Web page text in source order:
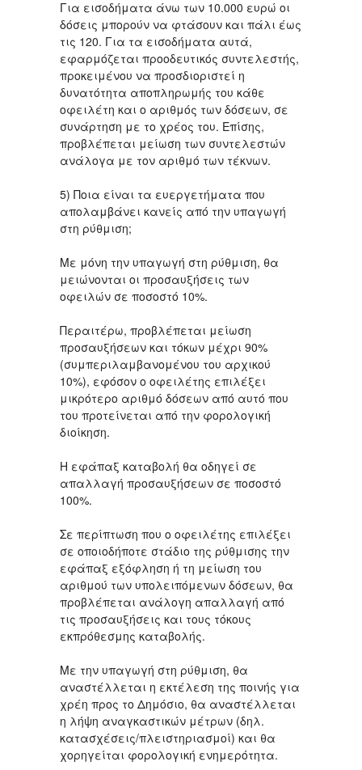
Για εισοδήματα άνω των 10.000 ευρώ οι
δόσεις μπορούν να φτάσουν και πάλι έως
τις 120. Για τα εισοδήματα αυτά,
εφαρμόζεται προοδευτικός συντελεστής,
προκειμένου να προσδιοριστεί η
δυνατότητα αποπληρωμής του κάθε
οφειλέτη και ο αριθμός των δόσεων, σε
συνάρτηση με το χρέος του. Επίσης,
προβλέπεται μείωση των συντελεστών
ανάλογα με τον αριθμό των τέκνων.
5) Ποια είναι τα ευεργετήματα που
απολαμβάνει κανείς από την υπαγωγή
στη ρύθμιση;
Με μόνη την υπαγωγή στη ρύθμιση, θα
μειώνονται οι προσαυξήσεις των
οφειλών σε ποσοστό 10%.
Περαιτέρω, προβλέπεται μείωση
προσαυξήσεων και τόκων μέχρι 90%
(συμπεριλαμβανομένου του αρχικού
10%), εφόσον ο οφειλέτης επιλέξει
μικρότερο αριθμό δόσεων από αυτό που
του προτείνεται από την φορολογική
διοίκηση.
Η εφάπαξ καταβολή θα οδηγεί σε
απαλλαγή προσαυξήσεων σε ποσοστό
100%.
Σε περίπτωση που ο οφειλέτης επιλέξει
σε οποιοδήποτε στάδιο της ρύθμισης την
εφάπαξ εξόφληση ή τη μείωση του
αριθμού των υπολειπόμενων δόσεων, θα
προβλέπεται ανάλογη απαλλαγή από
τις προσαυξήσεις και τους τόκους
εκπρόθεσμης καταβολής.
Με την υπαγωγή στη ρύθμιση, θα
αναστέλλεται η εκτέλεση της ποινής για
χρέη προς το Δημόσιο, θα αναστέλλεται
η λήψη αναγκαστικών μέτρων (δηλ.
κατασχέσεις/πλειστηριασμοί) και θα
χορηγείται φορολογική ενημερότητα.